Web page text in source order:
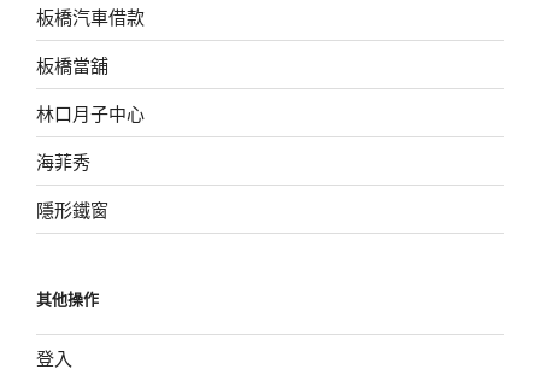
板橋汽車借款
板橋當舖
林口月子中心
海菲秀
隱形鐵窗
其他操作
登入